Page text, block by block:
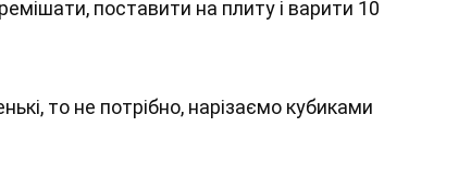
поставити на плиту і варити 10
то не потрібно, нарізаємо кубиками